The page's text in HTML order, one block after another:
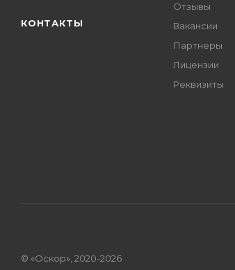
КОНТАКТЫ
Отзывы
Вакансии
Партнеры
Лицензии
Реквизиты
© «Оскор», 2020-2026